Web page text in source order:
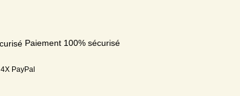
Paiement 100% sécurisé
4X PayPal